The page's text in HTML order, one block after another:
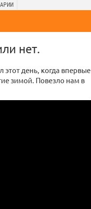
нет.
день, когда впервые
зимой. Повезло нам в